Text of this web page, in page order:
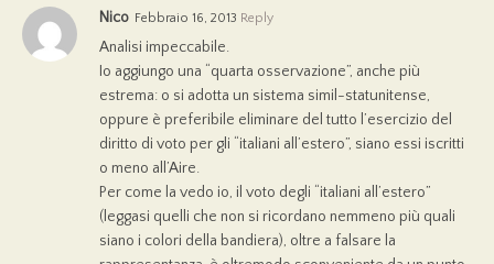
Nico Febbraio 16, 2013 Reply
Analisi impeccabile.
Io aggiungo una “quarta osservazione”, anche più
estrema: o si adotta un sistema simil-statunitense,
oppure è preferibile eliminare del tutto l’esercizio del
diritto di voto per gli “italiani all’estero”, siano essi iscritti
o meno all’Aire.
Per come la vedo io, il voto degli “italiani all’estero”
(leggasi quelli che non si ricordano nemmeno più quali
siano i colori della bandiera), oltre a falsare la